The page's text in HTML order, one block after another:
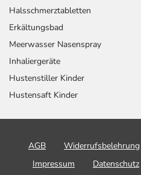
Halsschmerztabletten
Erkältungsbad
Meerwasser Nasenspray
Inhaliergeräte
Hustenstiller Kinder
Hustensaft Kinder
AGB Widerrufsbelehrung
Impressum
Datenschutz